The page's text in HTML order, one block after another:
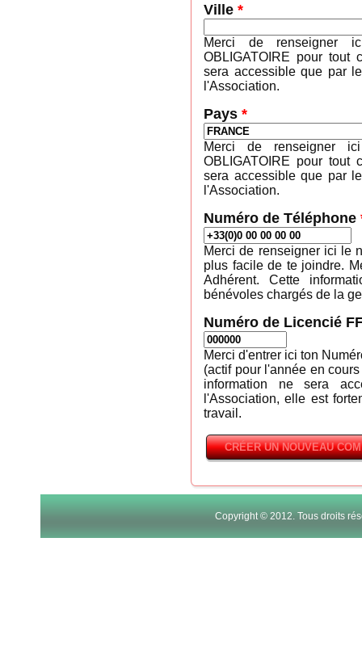
Ville *
Merci de renseigner
OBLIGATOIRE pour tout
sera accessible que par
l'Association.
Pays *
Merci de renseigner
OBLIGATOIRE pour tout
sera accessible que par
l'Association.
Numéro de Téléphone
Merci de renseigner ici le
plus facile de te joindre.
Adhérent. Cette
bénévoles chargés de la
Numéro de Licencié
Merci d'entrer ici ton
(actif pour l'année en
information ne sera
l'Association, elle est
travail.
Copyright © 2012. Tous droits